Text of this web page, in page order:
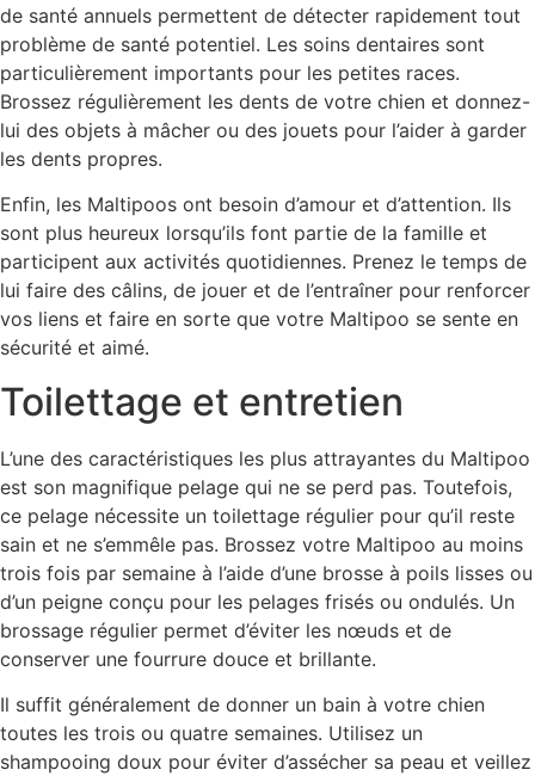
de santé annuels permettent de détecter rapidement tout
problème de santé potentiel. Les soins dentaires sont
particulièrement importants pour les petites races.
Brossez régulièrement les dents de votre chien et donnez-
lui des objets à mâcher ou des jouets pour l’aider à garder
les dents propres.
Enfin, les Maltipoos ont besoin d’amour et d’attention. Ils
sont plus heureux lorsqu’ils font partie de la famille et
participent aux activités quotidiennes. Prenez le temps de
lui faire des câlins, de jouer et de l’entraîner pour renforcer
vos liens et faire en sorte que votre Maltipoo se sente en
sécurité et aimé.
Toilettage et entretien
L’une des caractéristiques les plus attrayantes du Maltipoo
est son magnifique pelage qui ne se perd pas. Toutefois,
ce pelage nécessite un toilettage régulier pour qu’il reste
sain et ne s’emmêle pas. Brossez votre Maltipoo au moins
trois fois par semaine à l’aide d’une brosse à poils lisses ou
d’un peigne conçu pour les pelages frisés ou ondulés. Un
brossage régulier permet d’éviter les nœuds et de
conserver une fourrure douce et brillante.
Il suffit généralement de donner un bain à votre chien
toutes les trois ou quatre semaines. Utilisez un
shampooing doux pour éviter d’assécher sa peau et veillez